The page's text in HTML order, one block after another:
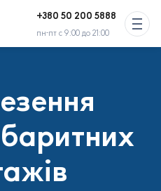
+380 50 200 5888
пн-пт с 9:00 до 21:00
зараз немає